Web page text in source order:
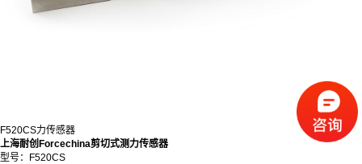
F520CS力传感器
上海耐创Forcechina剪切式测力传感器
型号：F520CS